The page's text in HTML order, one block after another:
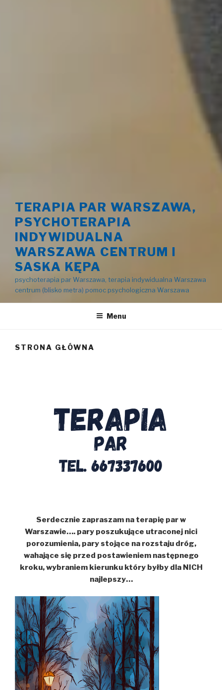
TERAPIA PAR WARSZAWA,
PSYCHOTERAPIA
INDYWIDUALNA
WARSZAWA CENTRUM I
SASKA KĘPA
psychoterapia par Warszawa, terapia indywidualna Warszawa
centrum (blisko metra) pomoc psychologiczna Warszawa
Menu
STRONA GŁÓWNA
Serdecznie zapraszam na terapię par w
Warszawie…. pary poszukujące utraconej nici
porozumienia, pary stojące na rozstaju dróg,
wahające się przed postawieniem następnego
kroku, wybraniem kierunku który byłby dla NICH
najlepszy…